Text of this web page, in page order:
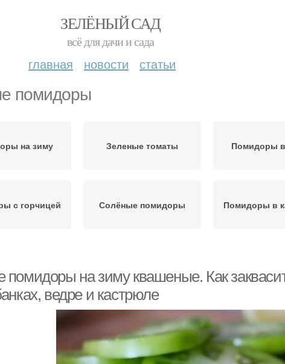
ЗЕЛЁНЫЙ САД
всё для дачи и сада
главная новости статьи
помидоры
на зиму Зеленые томаты Помидоры
с горчицей Солёные помидоры Помидоры в
Квашеные помидоры Помидор
помидоры на зиму квашеные. Как
ведре и кастрюле